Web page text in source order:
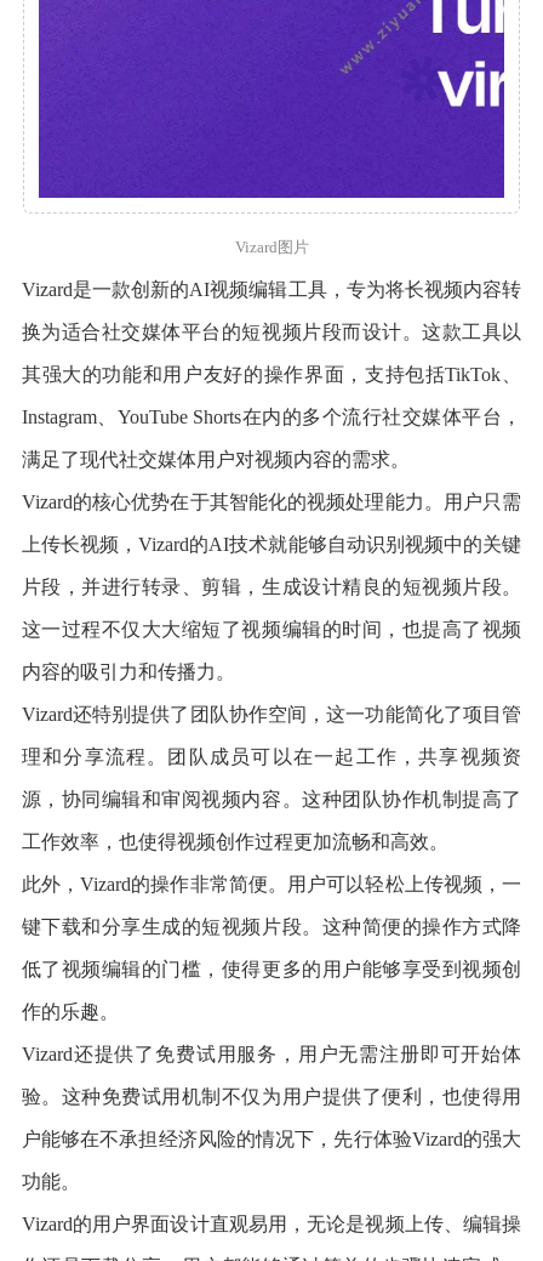
Vizard图片
Vizard是一款创新的AI视频编辑工具，专为将长视频内容转
换为适合社交媒体平台的短视频片段而设计。这款工具以
其强大的功能和用户友好的操作界面，支持包括TikTok、
Instagram、YouTube Shorts在内的多个流行社交媒体平台，
满足了现代社交媒体用户对视频内容的需求。
Vizard的核心优势在于其智能化的视频处理能力。用户只需
上传长视频，Vizard的AI技术就能够自动识别视频中的关键
片段，并进行转录、剪辑，生成设计精良的短视频片段。
这一过程不仅大大缩短了视频编辑的时间，也提高了视频
内容的吸引力和传播力。
Vizard还特别提供了团队协作空间，这一功能简化了项目管
理和分享流程。团队成员可以在一起工作，共享视频资
源，协同编辑和审阅视频内容。这种团队协作机制提高了
工作效率，也使得视频创作过程更加流畅和高效。
此外，Vizard的操作非常简便。用户可以轻松上传视频，一
键下载和分享生成的短视频片段。这种简便的操作方式降
低了视频编辑的门槛，使得更多的用户能够享受到视频创
作的乐趣。
Vizard还提供了免费试用服务，用户无需注册即可开始体
验。这种免费试用机制不仅为用户提供了便利，也使得用
户能够在不承担经济风险的情况下，先行体验Vizard的强大
功能。
Vizard的用户界面设计直观易用，无论是视频上传、编辑操